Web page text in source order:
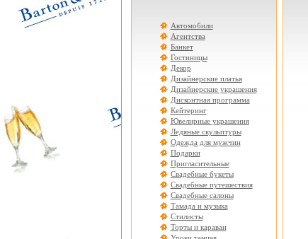
Автомобили
Агентства
Банкет
Гостиницы
Декор
Дизайнерские платья
Дизайнерские украшения
Дисконтная программа
Кейтеринг
Ювелирные украшения
Ледяные скульптуры
Одежда для мужчин
Подарки
Пригласительные
Свадебные букеты
Свадебные путешествия
Свадебные салоны
Тамада и музыка
Стилисты
Торты и караваи